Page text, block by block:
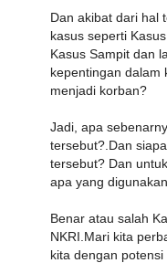
Dan akibat dari hal
kasus seperti
Kasus Sampit dan
kepentingan dalam
menjadi korban?
Jadi, apa
tersebut?.Dan
tersebut? Dan
apa yang
Benar atau salah
NKRI.Mari kita
kita dengan